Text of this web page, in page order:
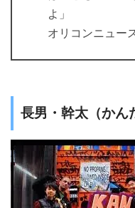
よ」
オリコンニュー
長男・幹太（かん